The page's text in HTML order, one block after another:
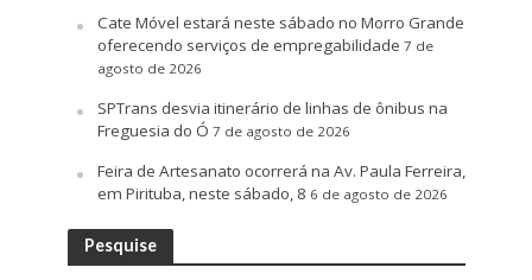
Cate Móvel estará neste sábado no Morro Grande
oferecendo serviços de empregabilidade 7 de
agosto de 2026
SPTrans desvia itinerário de linhas de ônibus na
Freguesia do Ó 7 de agosto de 2026
Feira de Artesanato ocorrerá na Av. Paula Ferreira,
em Pirituba, neste sábado, 8 6 de agosto de 2026
Pesquise